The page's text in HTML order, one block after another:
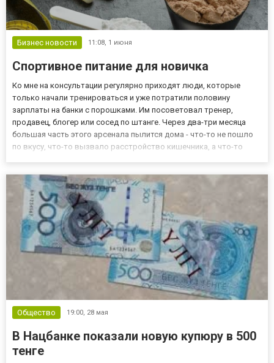
Бизнес новости 11:08, 1 июня
Спортивное питание для новичка
Ко мне на консультации регулярно приходят люди, которые
только начали тренироваться и уже потратили половину
зарплаты на банки с порошками. Им посоветовал тренер,
продавец, блогер или сосед по штанге. Через два-три месяца
большая часть этого арсенала пылится дома - что-то не пошло
по вкусу, что-то вызвало расстройство кишечника, а что-то
Общество 19:00, 28 мая
В Нацбанке показали новую купюру в 500
тенге